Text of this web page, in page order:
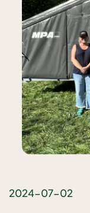
2024-07-02